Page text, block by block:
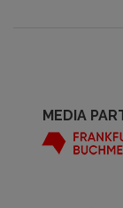
MEDIA